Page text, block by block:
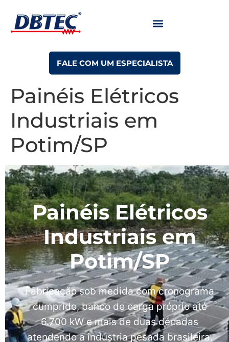
FALE COM UM ESPECIALISTA
Painéis Elétricos
Industriais em
Potim/SP
Painéis Elétricos
Industriais em
Potim/SP
Fabricação sob medida com cronograma
cumprido, banco de carga próprio até
6.700 kW e mais de duas décadas
atendendo a indústria pesada brasileira.